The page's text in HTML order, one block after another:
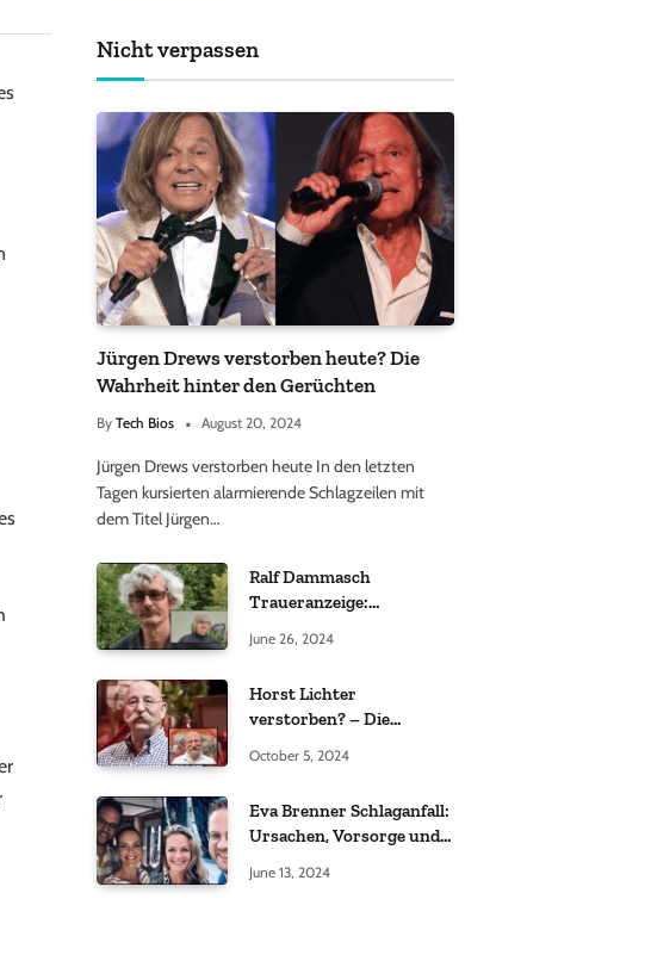
Nicht verpassen
Jürgen Drews verstorben heute? Die
Wahrheit hinter den Gerüchten
By Tech Bios August 20, 2024
Jürgen Drews verstorben heute In den letzten
Tagen kursierten alarmierende Schlagzeilen mit
dem Titel Jürgen…
Ralf Dammasch
Traueranzeige:
Informationen
June 26, 2024
Horst Lichter
verstorben? – Die
Gerüchten
October 5, 2024
Eva Brenner Schlaganfall:
Ursachen, Vorsorge und
June 13, 2024